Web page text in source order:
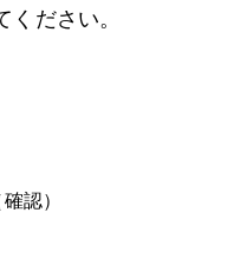
ください。
認）